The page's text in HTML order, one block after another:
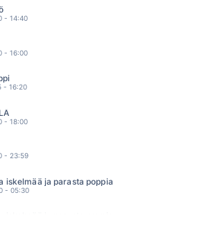
- 14:40
- 16:00
- 16:20
- 18:00
- 23:59
iskelmää ja parasta poppia
- 05:30